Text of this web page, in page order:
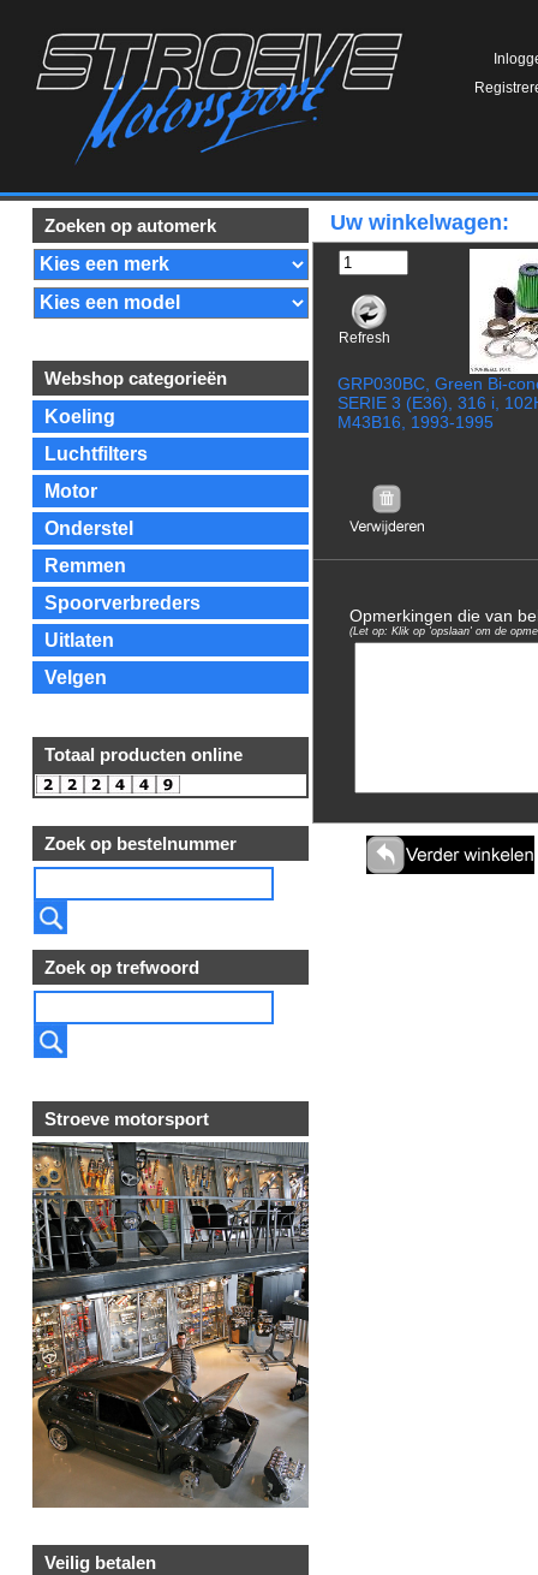
Zoeken op automerk
Webshop categorieën
Koeling
Luchtfilters
Motor
Onderstel
Remmen
Spoorverbreders
Uitlaten
Velgen
Totaal producten online
Zoek op bestelnummer
Zoek op trefwoord
Stroeve motorsport
Veilig betalen
Uw winkelwagen:
Refresh
GRP030BC, Green Bi-
SERIE 3 (E36), 316 i,
M43B16, 1993-1995
Opmerkingen die van
(Let op: Klik op 'opslaan' om de